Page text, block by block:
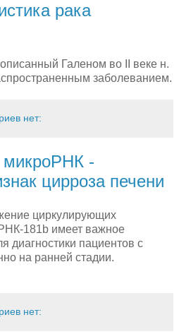
рака
Галеном во II веке н.
заболеванием.
нет:
-
цирроза печени
циркулирующих
181b имеет важное
диагностики пациентов с
на ранней стадии.
нет: